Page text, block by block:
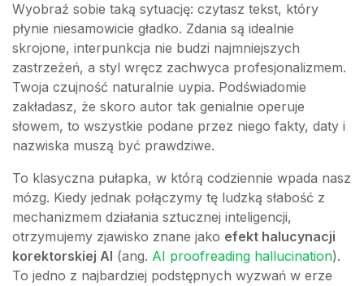
Wyobraź sobie taką sytuację: czytasz tekst, który
płynie niesamowicie gładko. Zdania są idealnie
skrojone, interpunkcja nie budzi najmniejszych
zastrzeżeń, a styl wręcz zachwyca profesjonalizmem.
Twoja czujność naturalnie uypia. Podświadomie
zakładasz, że skoro autor tak genialnie operuje
słowem, to wszystkie podane przez niego fakty, daty i
nazwiska muszą być prawdziwe.
To klasyczna pułapka, w którą codziennie wpada nasz
mózg. Kiedy jednak połączymy tę ludzką słabość z
mechanizmem działania sztucznej inteligencji,
otrzymujemy zjawisko znane jako efekt halucynacji
korektorskiej AI (ang. AI proofreading hallucination).
To jedno z najbardziej podstępnych wyzwań w erze